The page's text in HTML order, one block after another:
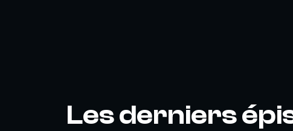
Les derniers